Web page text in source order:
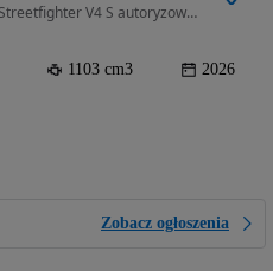
1103 cm3 • 214 KM • Nowy Ducati Streetfighter V4 S autoryzowany dealer GDYNIA FV 23%
1103 cm3 2026
Zobacz ogłoszenia